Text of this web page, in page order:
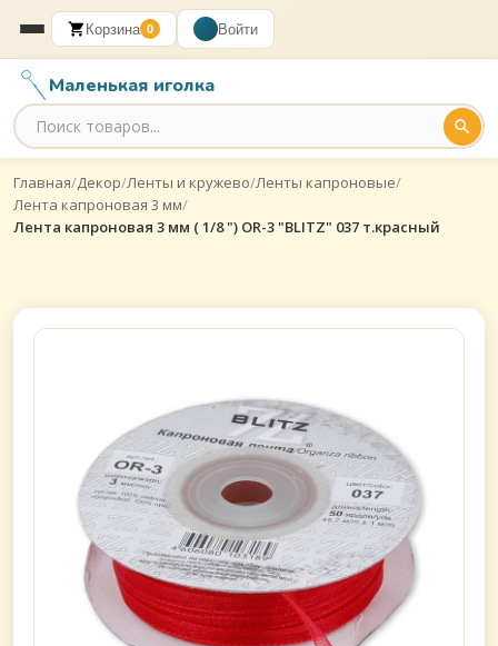
Корзина 0 Войти
Маленькая иголка
Главная/Декор/Ленты и кружево/Ленты капроновые/
Лента капроновая 3 мм/
Лента капроновая 3 мм ( 1/8 ") OR-3 "BLITZ" 037 т.красный